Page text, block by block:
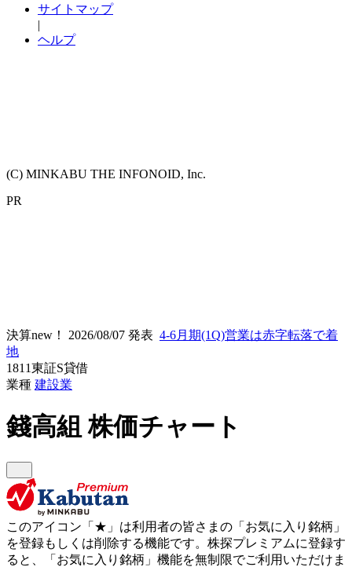
サイトマップ
|
ヘルプ
(C) MINKABU THE INFONOID, Inc.
PR
決算new！ 2026/08/07 発表 4-6月期(1Q)営業は赤字転落で着
地
1811東証S貸借
業種 建設業
錢高組株価チャート
このアイコン 「★」 は利用者の皆さまの 「お気に入り銘柄」
を登録もしくは削除する機能です。 株探プレミアムに登録す
ると、「お気に入り銘柄」機能を無制限でご利用いただけま